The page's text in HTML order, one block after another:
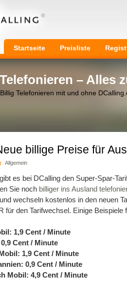
Startseite Preisliste
Telefonieren – Alles
Billig Telefonieren mit und ohne
billige Preise für
Allgemein
es bei DCalling den Super-Spar-
Sie noch billiger ins Ausland
wechseln kostenlos in den neuen
für den Tarifwechsel. Einige Beispiele
1,9 Cent / Minute
Cent / Minute
1,9 Cent / Minute
0,9 Cent / Minute
Mobil: 4,9 Cent / Minute